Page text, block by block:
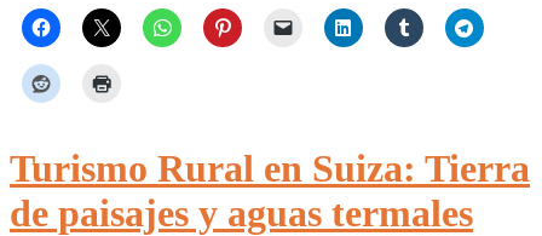
Turismo Rural en Suiza: Tierra
de paisajes y aguas termales